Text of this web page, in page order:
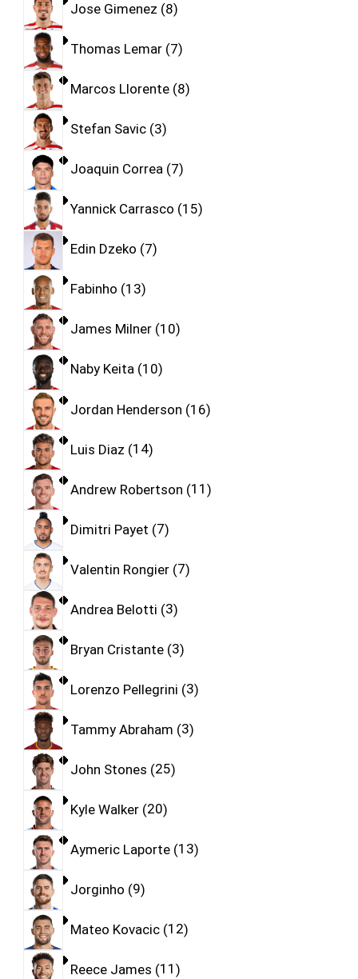
Jose Gimenez 8
Thomas Lemar 7
Marcos Llorente 8
Stefan Savic 3
Joaquin Correa 7
Yannick Carrasco 15
Edin Dzeko 7
Fabinho 13
James Milner 10
Naby Keita 10
Jordan Henderson 16
Luis Diaz 14
Andrew Robertson 11
Dimitri Payet 7
Valentin Rongier 7
Andrea Belotti 3
Bryan Cristante 3
Lorenzo Pellegrini 3
Tammy Abraham 3
John Stones 25
Kyle Walker 20
Aymeric Laporte 13
Jorginho 9
Mateo Kovacic 12
Reece James 11